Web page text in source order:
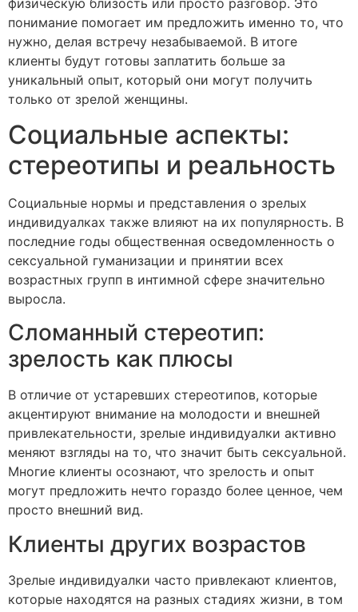
понимание помогает им предложить именно то, что
нужно, делая встречу незабываемой. В итоге
клиенты будут готовы заплатить больше за
уникальный опыт, который они могут получить
только от зрелой женщины.
Социальные аспекты:
стереотипы и реальность
Социальные нормы и представления о зрелых
индивидуалках также влияют на их популярность. В
последние годы общественная осведомленность о
сексуальной гуманизации и принятии всех
возрастных групп в интимной сфере значительно
выросла.
Сломанный стереотип:
зрелость как плюсы
В отличие от устаревших стереотипов, которые
акцентируют внимание на молодости и внешней
привлекательности, зрелые индивидуалки активно
меняют взгляды на то, что значит быть сексуальной.
Многие клиенты осознают, что зрелость и опыт
могут предложить нечто гораздо более ценное, чем
просто внешний вид.
Клиенты других возрастов
Зрелые индивидуалки часто привлекают клиентов,
которые находятся на разных стадиях жизни, в том